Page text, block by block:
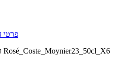
פרטי
Rosé_Coste_Moynier23_50cl_X6